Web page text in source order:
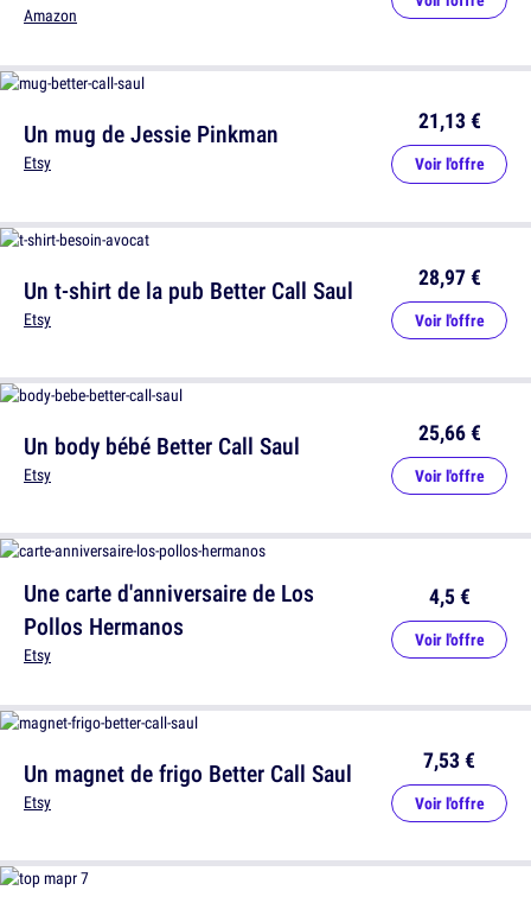
Amazon
Un t-shirt de la pub Better Call Saul
Etsy
28,97 €
Voir l'offre
Une carte d'anniversaire de Los
Pollos Hermanos
Etsy
4,5 €
Voir l'offre
Un mug de Jessie Pinkman
Etsy
21,13 €
Voir l'offre
Un body bébé Better Call Saul
Etsy
25,66 €
Voir l'offre
Un magnet de frigo Better Call Saul
Etsy
7,53 €
Voir l'offre